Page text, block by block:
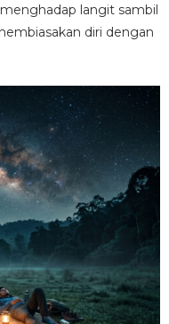
langit sambil
diri dengan